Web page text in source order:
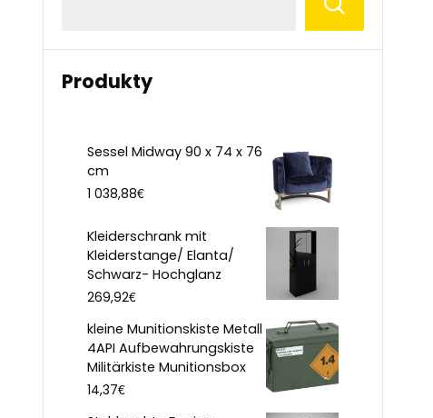
Produkty
Sessel Midway 90 x 74 x 76
cm
1 038,88€
Kleiderschrank mit
Kleiderstange/ Elanta/
Schwarz- Hochglanz
269,92€
kleine Munitionskiste Metall
4API Aufbewahrungskiste
Militärkiste Munitionsbox
14,37€